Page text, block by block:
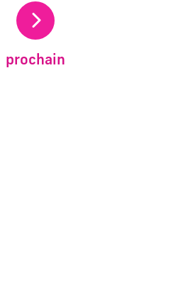
prochain
précédent